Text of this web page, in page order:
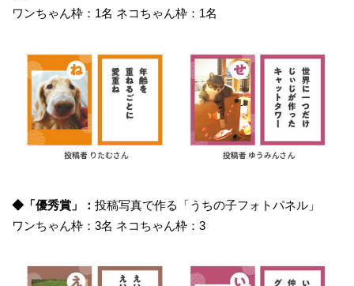
ワンちゃん枠：1名 ネコちゃん枠：1名
◆「優秀賞」： 投稿写真で作る「うちの子フォトパネル」
ワンちゃん枠：3名 ネコちゃん枠：3